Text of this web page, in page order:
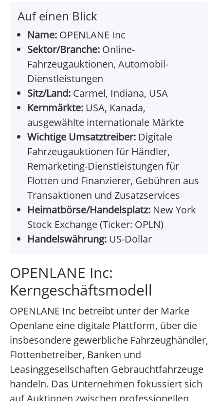
Auf einen Blick
Name: OPENLANE Inc
Sektor/Branche: Online-
Fahrzeugauktionen, Automobil-
Dienstleistungen
Sitz/Land: Carmel, Indiana, USA
Kernmärkte: USA, Kanada,
ausgewählte internationale Märkte
Wichtige Umsatztreiber: Digitale
Fahrzeugauktionen für Händler,
Remarketing-Dienstleistungen für
Flotten und Finanzierer, Gebühren aus
Transaktionen und Zusatzservices
Heimatbörse/Handelsplatz: New York
Stock Exchange (Ticker: OPLN)
Handelswährung: US-Dollar
OPENLANE Inc:
Kerngeschäftsmodell
OPENLANE Inc betreibt unter der Marke
Openlane eine digitale Plattform, über die
insbesondere gewerbliche Fahrzeughändler,
Flottenbetreiber, Banken und
Leasinggesellschaften Gebrauchtfahrzeuge
handeln. Das Unternehmen fokussiert sich